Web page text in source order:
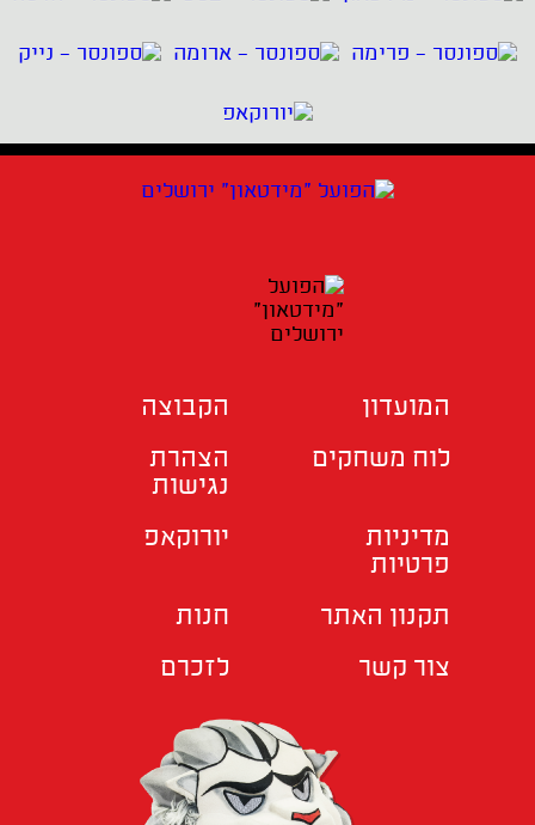
המועדון
הקבוצה
לוח משחקים
הצהרת
נגישות
מדיניות
פרטיות
יורוקאפ
תקנון האתר
חנות
צור קשר
לזכרם